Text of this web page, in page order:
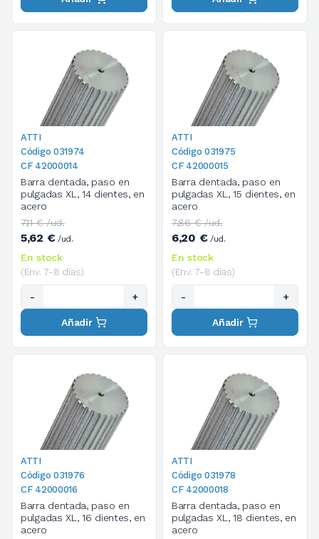
ATTI
Código 031974
CF 42000014
Barra dentada, paso en
pulgadas XL, 14 dientes, en
acero
7,11 € /ud.
5,62 €/ud.
En stock
(Env. 7-8 días)
- +
Añadir
ATTI
Código 031975
CF 42000015
Barra dentada, paso en
pulgadas XL, 15 dientes, en
acero
7,86 € /ud.
6,20 €/ud.
En stock
(Env. 7-8 días)
- +
Añadir
ATTI
Código 031976
CF 42000016
Barra dentada, paso en
pulgadas XL, 16 dientes, en
acero
ATTI
Código 031978
CF 42000018
Barra dentada, paso en
pulgadas XL, 18 dientes, en
acero